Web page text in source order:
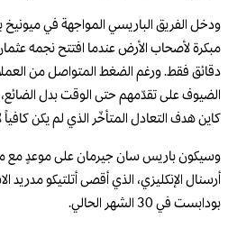
ودخل الفريق الباريسي المواجهة في
مبكرة لأصحاب الأرض عندما افتتح نجمه
دقائق فقط. ورغم الضغط المتواصل من
الضيوف على تقدّمهم حتى الوقت بدل
كاين هدف التعادل المتأخّر الذي لم يكن كافياً
وسيكون باريس سان جيرمان على موعدٍ مع
أرسنال الإنكليزي، الذي أقصى أتلتيكو
بودابست في 30 الشهر الحالي.